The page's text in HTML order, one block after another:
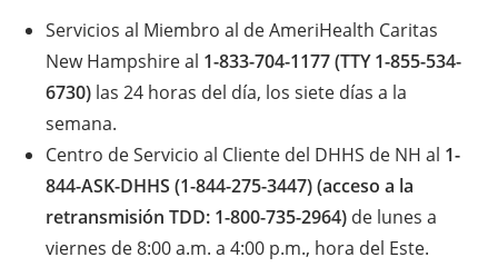
Servicios al Miembro al de AmeriHealth Caritas
New Hampshire al 1-833-704-1177 (TTY 1-855-534-
6730)las 24 horas del día, los siete días a la
semana.
Centro de Servicio al Cliente del DHHS de NH al 1-
844-ASK-DHHS (1-844-275-3447) (acceso a la
retransmisión TDD: 1-800-735-2964)de lunes a
viernes de 8:00 a.m. a 4:00 p.m., hora del Este.